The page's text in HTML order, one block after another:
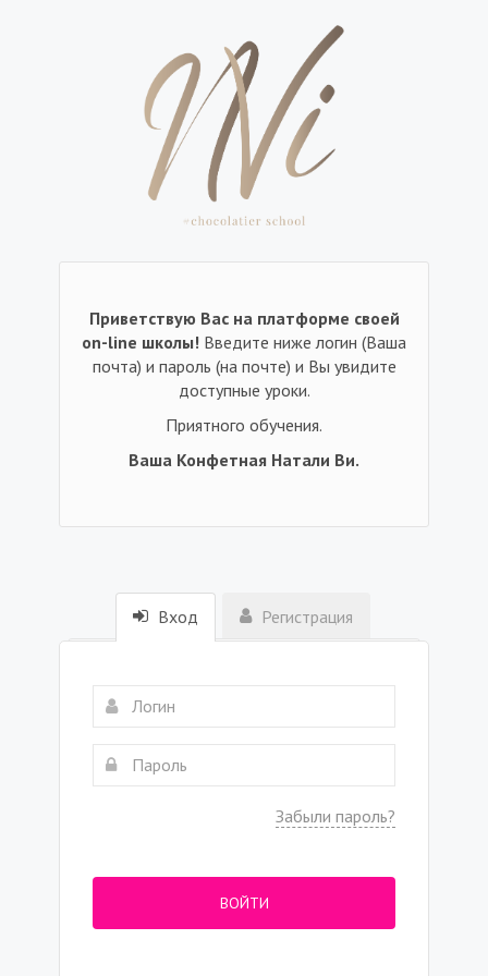
Приветствую Вас на платформе своей
on-line школы! Введите ниже логин (Ваша
почта) и пароль (на почте) и Вы увидите
доступные уроки.
Приятного обучения.
Ваша Конфетная Натали Ви.
Вход Регистрация
Забыли пароль?
ВОЙТИ